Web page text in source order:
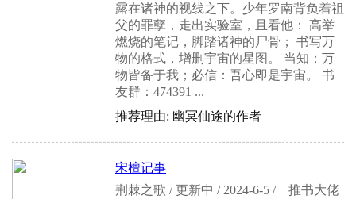
露在诸神的视线之下。少年罗南背负着祖
父的罪孽，走出实验室，且看他： 高举
燃烧的笔记，脚踏诸神的尸骨； 书写万
物的格式，增删宇宙的星图。 当知：万
物皆备于我；必信：吾心即是宇宙。 书
友群：474391 ...
推荐理由: 幽冥仙途的作者
宋檀记事
荆棘之歌 / 更新中 / 2024-6-5 /
推书大佬